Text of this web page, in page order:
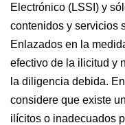
Electrónico (LSSI) y
contenidos y servicios
Enlazados en la
efectivo de la ilicitud y
la diligencia debida.
considere que existe
ilícitos o inadecuados